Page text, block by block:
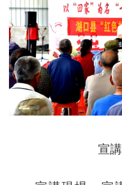
宣